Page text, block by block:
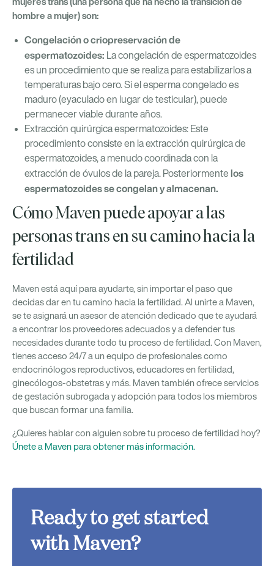
hombre a mujer) son:
Congelación o criopreservación de
espermatozoides: La congelación de espermatozoides
es un procedimiento que se realiza para estabilizarlos a
temperaturas bajo cero. Si el esperma congelado es
maduro (eyaculado en lugar de testicular), puede
permanecer viable durante años.
Extracción quirúrgica espermatozoides: Este
procedimiento consiste en la extracción quirúrgica de
espermatozoides, a menudo coordinada con la
extracción de óvulos de la pareja. Posteriormente los
espermatozoides se congelan y almacenan.
Cómo Maven puede apoyar a las
personas trans en su camino hacia la
fertilidad
Maven está aquí para ayudarte, sin importar el paso que
decidas dar en tu camino hacia la fertilidad. Al unirte a Maven,
se te asignará un asesor de atención dedicado que te ayudará
a encontrar los proveedores adecuados y a defender tus
necesidades durante todo tu proceso de fertilidad. Con Maven,
tienes acceso 24/7 a un equipo de profesionales como
endocrinólogos reproductivos, educadores en fertilidad,
ginecólogos-obstetras y más. Maven también ofrece servicios
de gestación subrogada y adopción para todos los miembros
que buscan formar una familia.
¿Quieres hablar con alguien sobre tu proceso de fertilidad hoy?
Únete a Maven para obtener más información.
Ready to get started
with Maven?